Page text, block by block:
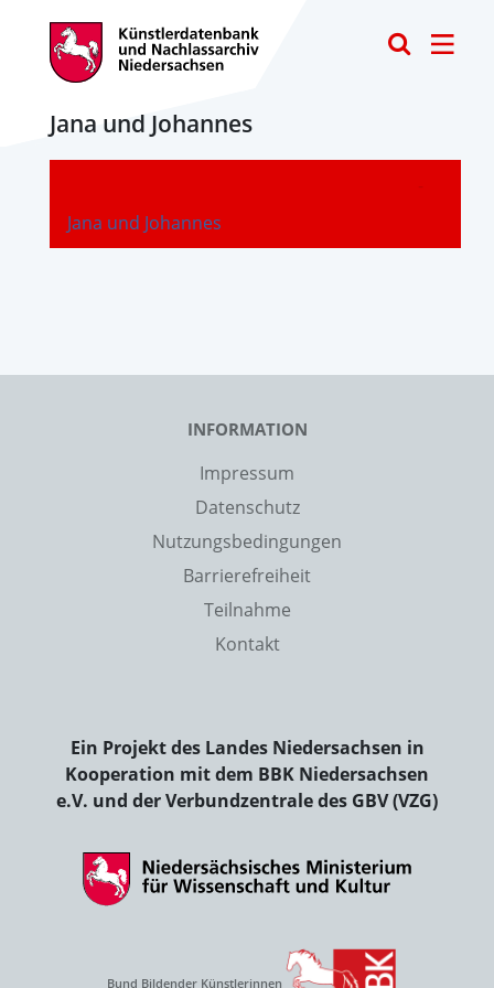
Jana und Johannes
Jana und Johannes
-
INFORMATION
Impressum
Datenschutz
Nutzungsbedingungen
Barrierefreiheit
Teilnahme
Kontakt
Ein Projekt des Landes Niedersachsen in
Kooperation mit dem BBK Niedersachsen
e.V. und der Verbundzentrale des GBV (VZG)
Bund Bildender Künstlerinnen